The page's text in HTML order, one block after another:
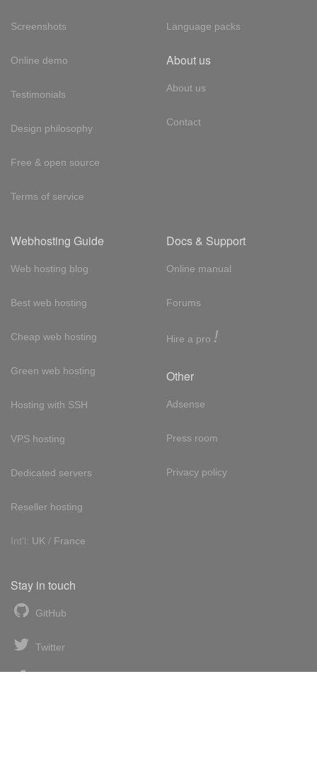
Screenshots
Online demo
Testimonials
Design philosophy
Free & open source
Terms of service
Language packs
About us
About us
Contact
Webhosting Guide
Web hosting blog
Best web hosting
Cheap web hosting
Green web hosting
Hosting with SSH
VPS hosting
Dedicated servers
Reseller hosting
Int'l: UK / France
Docs & Support
Online manual
Forums
Hire a pro !
Other
Adsense
Press room
Privacy policy
Stay in touch
GitHub
Twitter